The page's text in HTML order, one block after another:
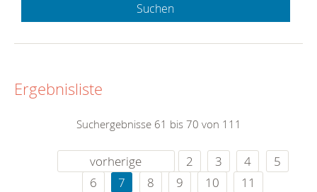
Suchen
Ergebnisliste
Suchergebnisse 61 bis 70 von 111
vorherige 2 3 4
5
6
7 8 9 10
11